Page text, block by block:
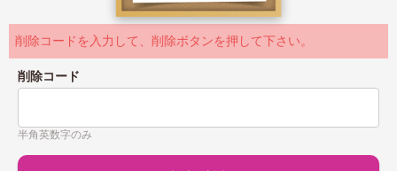
削除コードを入力して、削除ボタンを押して下さい。
削除コード
半角英数字のみ